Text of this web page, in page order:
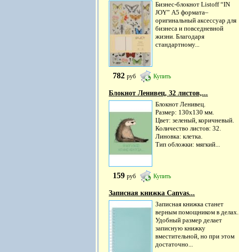
Бизнес-блокнот Listoff “IN
JOY” А5 формата–
оригинальный аксессуар для
бизнеса и повседневной
жизни. Благодаря
стандартному...
782 руб Купить
Блокнот Ленивец, 32 листов,...
Блокнот Ленивец.
Размер: 130х130 мм.
Цвет: зеленый, коричневый.
Количество листов: 32.
Линовка: клетка.
Тип обложки: мягкий...
159 руб Купить
Записная книжка Canvas...
Записная книжка станет
верным помощником в делах.
Удобный размер делает
записную книжку
вместительной, но при этом
достаточно...